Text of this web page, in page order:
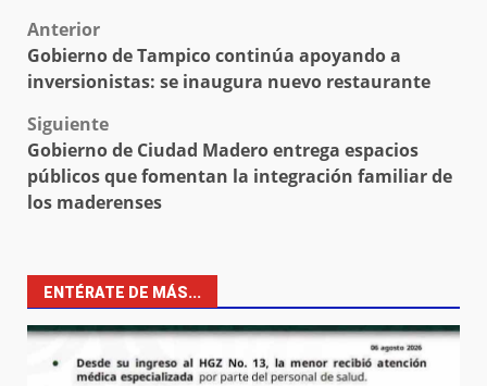
Post
navigation
Anterior
Gobierno de Tampico continúa apoyando a
inversionistas: se inaugura nuevo restaurante
Siguiente
Gobierno de Ciudad Madero entrega espacios
públicos que fomentan la integración familiar de
los maderenses
ENTÉRATE DE MÁS...